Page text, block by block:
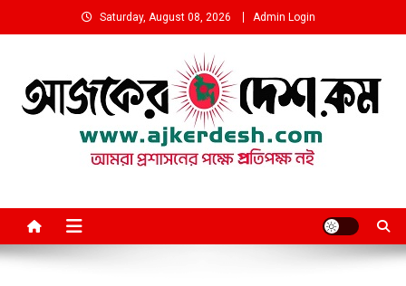
to
Saturday, August 08, 2026 Admin Login